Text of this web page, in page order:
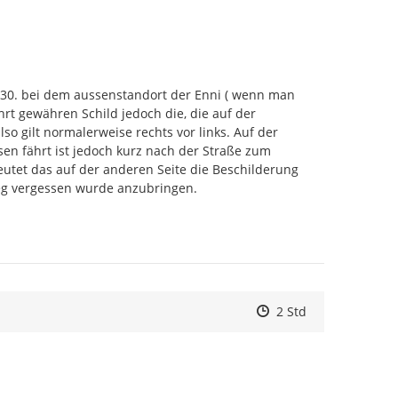
bei dem aussenstandort der Enni ( wenn man
gewähren Schild jedoch die, die auf der
gilt normalerweise rechts vor links. Auf der
fährt ist jedoch kurz nach der Straße zum
das auf der anderen Seite die Beschilderung
vergessen wurde anzubringen.
Zeitpunkt des
Zeitpunkt des
2 StdZur Äußerung